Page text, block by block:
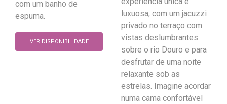
com um banho de
espuma.
VER DISPONIBILIDADE
luxuosa, com um jacuzzi
privado no terraço com
vistas deslumbrantes
sobre o rio Douro e para
desfrutar de uma noite
relaxante sob as
estrelas. Imagine acordar
numa cama confortável